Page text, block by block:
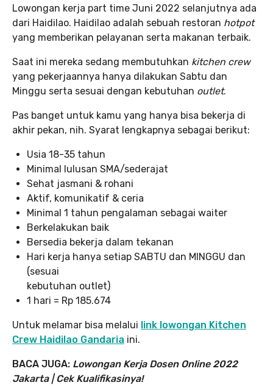
Lowongan kerja part time Juni 2022 selanjutnya ada
dari Haidilao. Haidilao adalah sebuah restoran hotpot
yang memberikan pelayanan serta makanan terbaik.
Saat ini mereka sedang membutuhkan kitchen crew
yang pekerjaannya hanya dilakukan Sabtu dan
Minggu serta sesuai dengan kebutuhan outlet.
Pas banget untuk kamu yang hanya bisa bekerja di
akhir pekan, nih. Syarat lengkapnya sebagai berikut:
Usia 18-35 tahun
Minimal lulusan SMA/sederajat
Sehat jasmani & rohani
Aktif, komunikatif & ceria
Minimal 1 tahun pengalaman sebagai waiter
Berkelakukan baik
Bersedia bekerja dalam tekanan
Hari kerja hanya setiap SABTU dan MINGGU dan
(sesuai
kebutuhan outlet)
1 hari = Rp 185.674
Untuk melamar bisa melalui link lowongan Kitchen
Crew Haidilao Gandaria ini.
BACA JUGA: Lowongan Kerja Dosen Online 2022
Jakarta | Cek Kualifikasinya!